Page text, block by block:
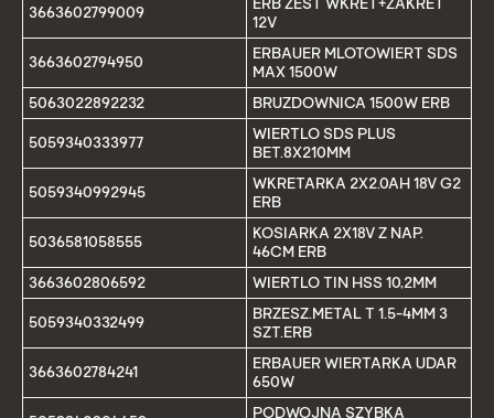
3663602799009
ERB ZEST WKRET+ZAKRET
12V
3663602794950
ERBAUER MLOTOWIERT SDS
MAX 1500W
5063022892232
BRUZDOWNICA 1500W ERB
5059340333977
WIERTLO SDS PLUS
BET.8X210MM
5059340992945
WKRETARKA 2X2.0AH 18V G2
ERB
5036581058555
KOSIARKA 2X18V Z NAP.
46CM ERB
3663602806592
WIERTLO TIN HSS 10,2MM
5059340332499
BRZESZ.METAL T 1.5-4MM 3
SZT.ERB
3663602784241
ERBAUER WIERTARKA UDAR
650W
PODWOJNA SZYBKA